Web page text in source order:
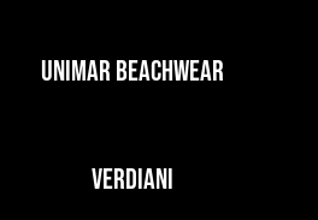
UNIMAR BEACHWEAR
VERDIANI